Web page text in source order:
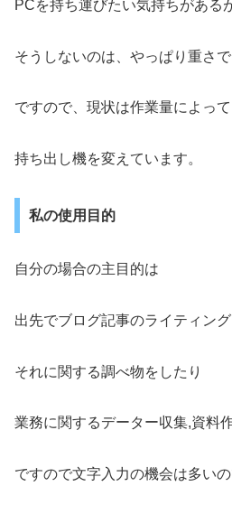
PCを持ち運びたい気持ちがある
そうしないのは、やっぱり重さで
ですので、現状は作業量によって
持ち出し機を変えています。
私の使用目的
自分の場合の主目的は
出先でブログ記事のライティング
それに関する調べ物をしたり
業務に関するデーター収集,資料
ですので文字入力の機会は多いの